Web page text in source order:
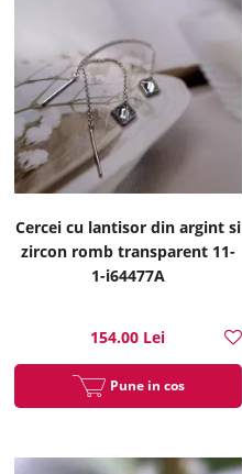
Cercei cu lantisor din argint si
zircon romb transparent 11-
1-i64477A
154.00 Lei
Pune in cos